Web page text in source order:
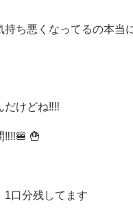
持ち悪くなってるの本当
だけどね‼️‼️
‼️‼️🍔 🍟
1口分残してます